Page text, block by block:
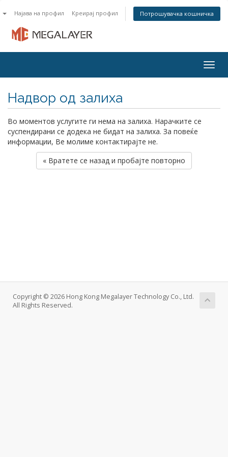
Најава на профил Креирај профил Потрошувачка кошничка
Надвор од залиха
Во моментов услугите ги нема на залиха. Нарачките се
суспендирани се додека не бидат на залиха. За повеќе
информации, Ве молиме контактирајте не.
« Вратете се назад и пробајте повторно
Copyright © 2026 Hong Kong Megalayer Technology Co., Ltd.
All Rights Reserved.